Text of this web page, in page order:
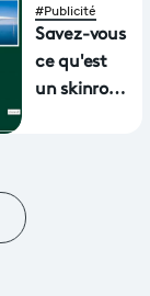
#Publicité
Savez-vous
ce qu'est
un skinroll